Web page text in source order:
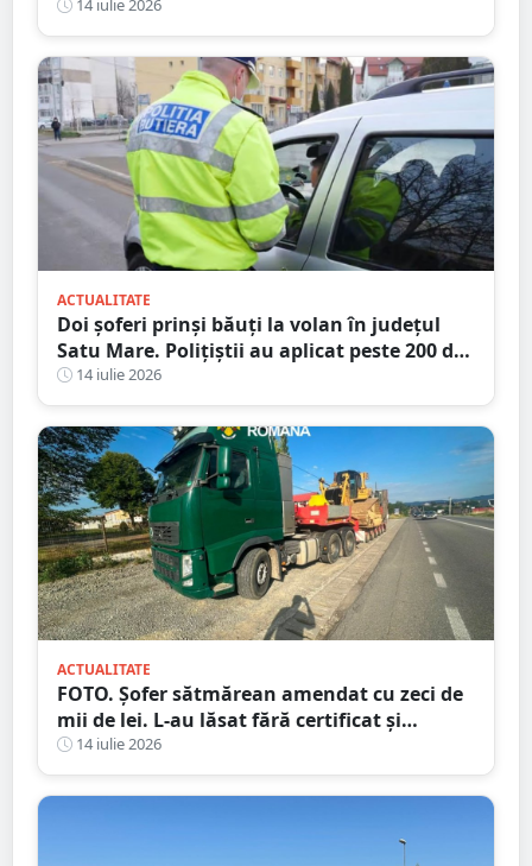
Mare
14 iulie 2026
ACTUALITATE
Doi șoferi prinși băuți la volan în județul
Satu Mare. Polițiștii au aplicat peste 200 de
amenzi într-o singură zi
14 iulie 2026
ACTUALITATE
FOTO. Șofer sătmărean amendat cu zeci de
mii de lei. L-au lăsat fără certificat și
plăcuțe
14 iulie 2026